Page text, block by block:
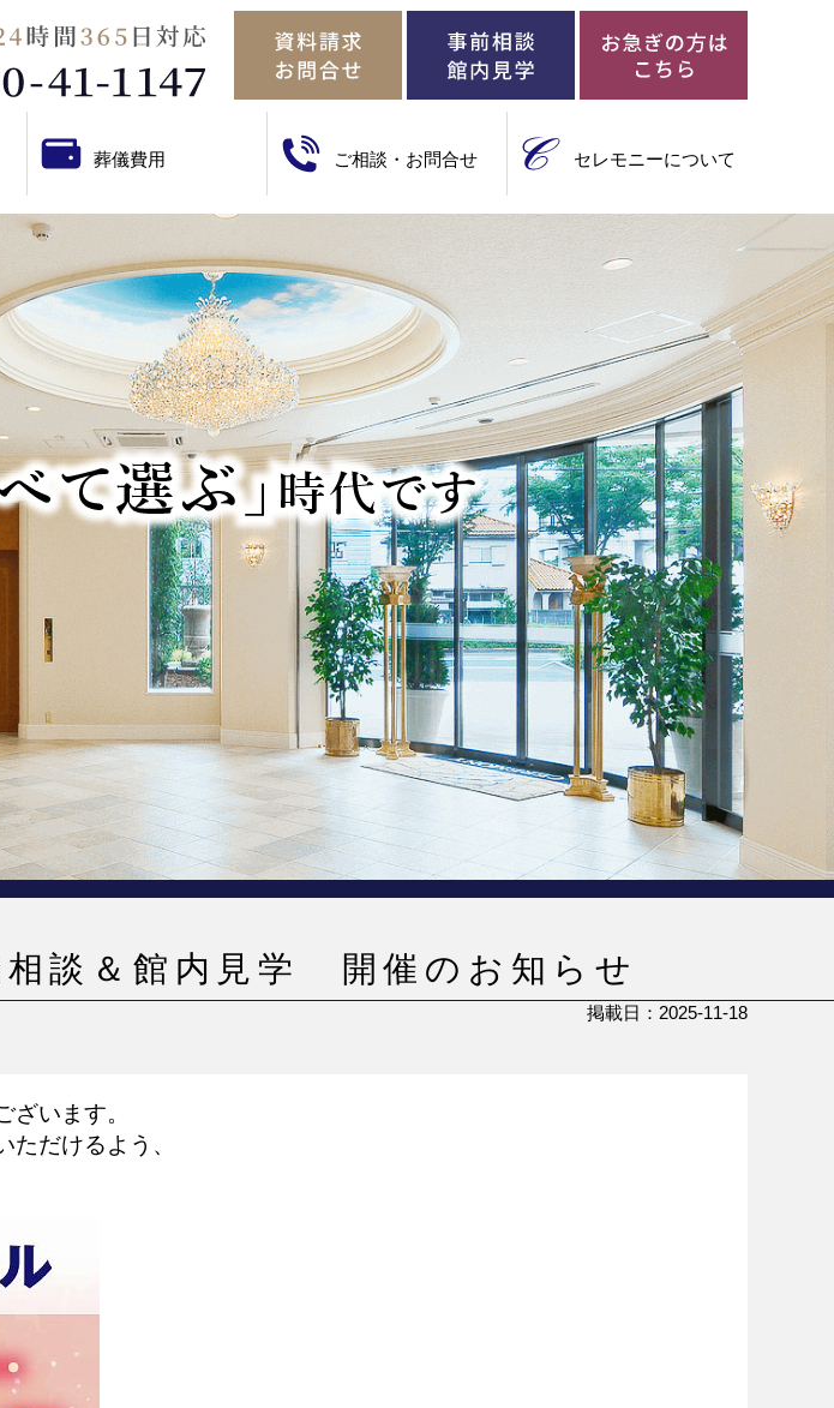
葬儀費用 ご相談・お問合せ セレモニーについて
談＆館内見学 開催のお知らせ
掲載日：2025-11-18
います。
だけるよう、